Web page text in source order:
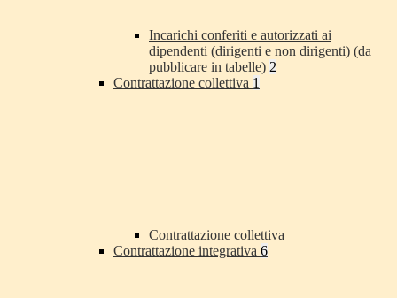
Incarichi conferiti e autorizzati ai
dipendenti (dirigenti e non dirigenti) (da
pubblicare in tabelle) 2
Contrattazione collettiva 1
Contrattazione collettiva
Contrattazione integrativa 6